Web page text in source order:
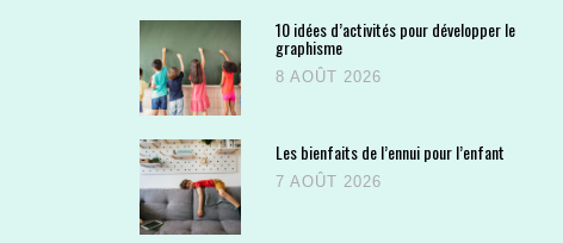
10 idées d’activités pour développer le
graphisme
8 AOÛT 2026
Les bienfaits de l’ennui pour l’enfant
7 AOÛT 2026